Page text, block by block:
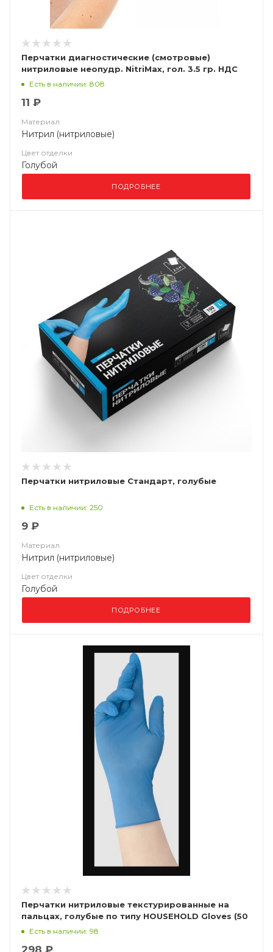
Перчатки диагностические (смотровые)
нитриловые неопудр. NitriMax, гол. 3.5 гр. НДС
(10%)
Есть в наличии: 808
11 ₽
Материал
Нитрил (нитриловые)
Цвет отделки
Голубой
ПОДРОБНЕЕ
Перчатки нитриловые Стандарт, голубые
Есть в наличии: 250
9 ₽
Материал
Нитрил (нитриловые)
Цвет отделки
Голубой
ПОДРОБНЕЕ
Перчатки нитриловые текстурированные на
пальцах, голубые по типу HOUSEHOLD Gloves (50
пар), Калибр Libry
Есть в наличии: 98
298 ₽